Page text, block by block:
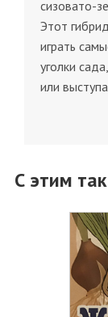
сизовато-
Этот
играть
уголки
или
С этим